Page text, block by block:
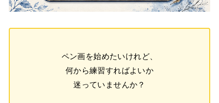
ペン画を始めたいけれど、
何から練習すればよいか
迷っていませんか？